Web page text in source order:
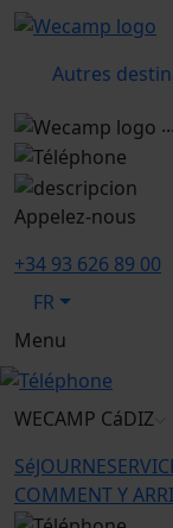
Autres
...
Appelez-nous
+34 93 626 89 00
FR
Menu
WECAMP CáDIZ
SéJOURNE
COMMENT Y